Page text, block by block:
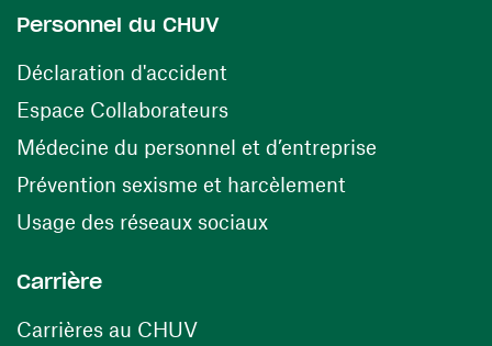
Personnel du CHUV
Déclaration d'accident
Espace Collaborateurs(ouvre une nouvelle fenêtre)
Médecine du personnel et d’entreprise
Prévention sexisme et harcèlement
Usage des réseaux sociaux(ouvre une nouvelle
Carrière
Carrières au CHUV(ouvre une nouvelle fenêtre)